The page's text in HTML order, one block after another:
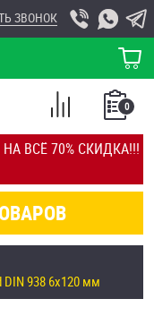
ВСЁ 70% СКИДКА!!!
ЗВОНОК
КОРЗИНА
0
СПИСОК
СРАВНЕНИЕ
938 6х120 мм